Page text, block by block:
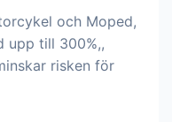
och Moped,
upp till 300%,,
risken för